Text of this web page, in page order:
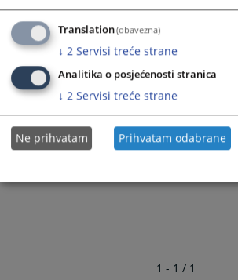
1 - 1 / 1
Translation(obavezna)
↓ 2 Servisi treće strane
Analitika o posjećenosti stranica
↓ 2 Servisi treće strane
Ne prihvatam Prihvatam odabrane